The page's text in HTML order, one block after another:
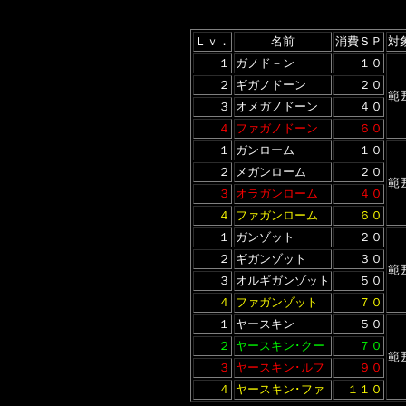
Ｌｖ． 名前 消費ＳＰ 対
１
ガノド－ン １０
範
２ ギガノドーン
２０
３
オメガノドーン
４０
４
ファガノドーン
６０
１
ガンローム １０
範
２ メガンローム
２０
３
オラガンローム
４０
４
ファガンローム
６０
１
ガンゾット ２０
範
２ ギガンゾット
３０
３
オルギガンゾット
５０
４
ファガンゾット
７０
１
ヤースキン ５０
範
２ ヤースキン･クー
７０
３
ヤースキン･ルフ
９０
４
ヤースキン･ファ １１０